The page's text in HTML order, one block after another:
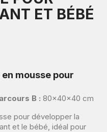
ET BÉBÉ
mousse pour
B : 80×40×40 cm
pour développer la
et le bébé, idéal pour